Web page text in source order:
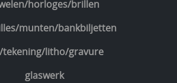
horloges/brillen
munten/bankbiljetten
tekening/litho/gravure
glaswerk